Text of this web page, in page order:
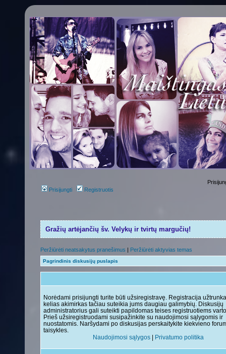
Prisijungti Registruotis
Gražių artėjančių šv. Velykų ir tvirtų margučių!
Peržiūrėti neatsakytus pranešimus | Peržiūrėti aktyvias temas
Pagrindinis diskusijų puslapis
Norėdami prisijungti turite būti užsiregistravę. Registracija
kelias akimirkas tačiau suteikia jums daugiau galimybių. Diskusijų
administratorius gali suteikti papildomas teises registruotiems
Prieš užsiregistruodami susipažinkite su naudojimosi sąlygomis ir
nuostatomis. Naršydami po diskusijas perskaitykite kiekvieno
taisykles.
Naudojimosi sąlygos | Privatumo politika